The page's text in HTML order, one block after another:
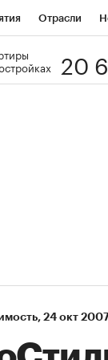
Отрасли
Образование20
⁠, 24 окт